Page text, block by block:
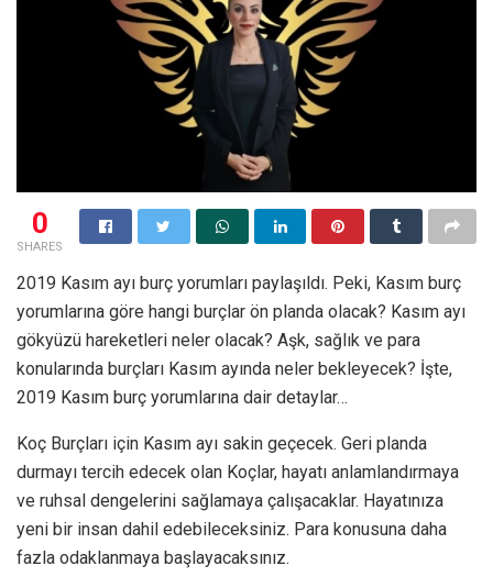
0
SHARES
2019 Kasım ayı burç yorumları paylaşıldı. Peki, Kasım burç
yorumlarına göre hangi burçlar ön planda olacak? Kasım ayı
gökyüzü hareketleri neler olacak? Aşk, sağlık ve para
konularında burçları Kasım ayında neler bekleyecek? İşte,
2019 Kasım burç yorumlarına dair detaylar…
Koç Burçları için Kasım ayı sakin geçecek. Geri planda
durmayı tercih edecek olan Koçlar, hayatı anlamlandırmaya
ve ruhsal dengelerini sağlamaya çalışacaklar. Hayatınıza
yeni bir insan dahil edebileceksiniz. Para konusuna daha
fazla odaklanmaya başlayacaksınız.